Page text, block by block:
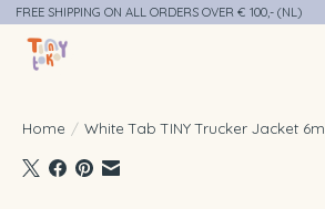
FREE SHIPPING ON ALL ORDERS OVER € 100,- (NL)
Home / White Tab TINY Trucker Jacket 6m